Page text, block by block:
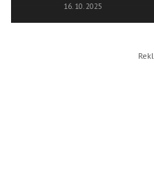
16. 10. 2025